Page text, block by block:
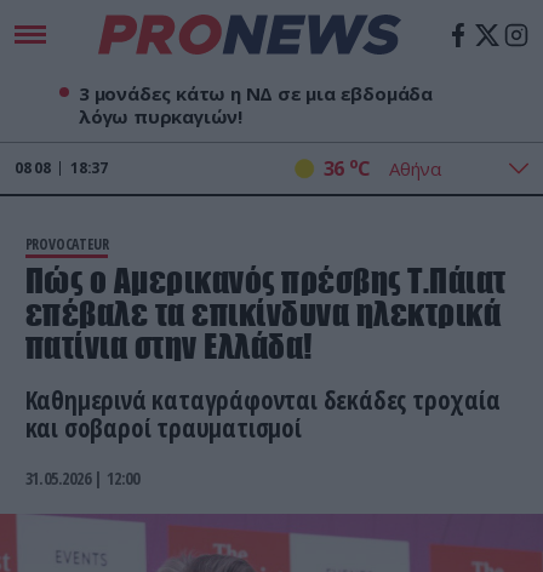
3 μονάδες κάτω η ΝΔ σε μια εβδομάδα
λόγω πυρκαγιών!
08 08 18:37 36 oC
PROVOCATEUR
Πώς ο Αμερικανός πρέσβης Τ.Πάιατ
επέβαλε τα επικίνδυνα ηλεκτρικά
πατίνια στην Ελλάδα!
Καθημερινά καταγράφονται δεκάδες τροχαία
και σοβαροί τραυματισμοί
31.05.2026 | 12:00